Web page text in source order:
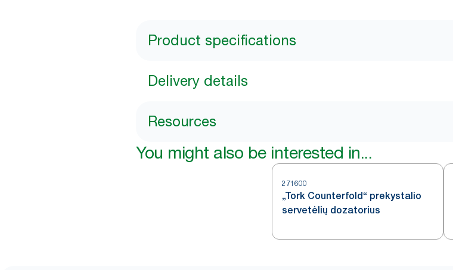
Product specifications
Delivery details
Resources
You might also be interested in...
271600
„Tork Counterfold“ prekystalio
servetėlių dozatorius